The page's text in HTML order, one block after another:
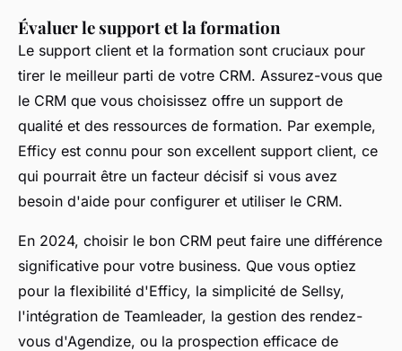
Évaluer le support et la formation
Le support client et la formation sont cruciaux pour
tirer le meilleur parti de votre CRM. Assurez-vous que
le CRM que vous choisissez offre un support de
qualité et des ressources de formation. Par exemple,
Efficy est connu pour son excellent support client, ce
qui pourrait être un facteur décisif si vous avez
besoin d'aide pour configurer et utiliser le CRM.
En 2024, choisir le bon CRM peut faire une différence
significative pour votre business. Que vous optiez
pour la flexibilité d'Efficy, la simplicité de Sellsy,
l'intégration de Teamleader, la gestion des rendez-
vous d'Agendize, ou la prospection efficace de